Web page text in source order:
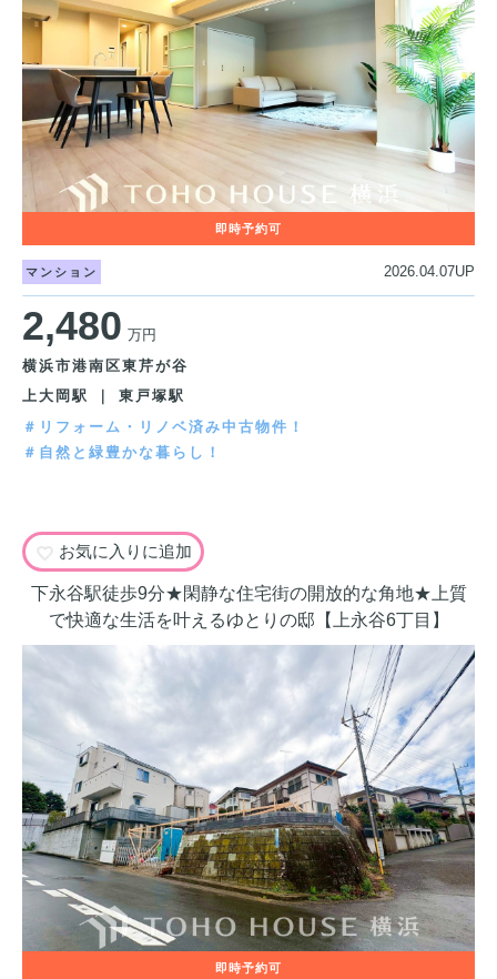
マンション 2026.04.07UP
2,480 万円
横浜市港南区東芹が谷
上大岡駅 ｜ 東戸塚駅
＃リフォーム・リノベ済み中古物件！
＃自然と緑豊かな暮らし！
お気に入りに追加
下永谷駅徒歩9分★閑静な住宅街の開放的な角地★上質
で快適な生活を叶えるゆとりの邸【上永谷6丁目】